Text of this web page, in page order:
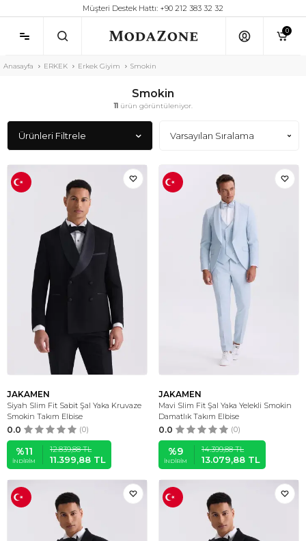
Müşteri Destek Hattı: +90 212 383 32 32
0
Anasayfa ERKEK Erkek Giyim Smokin
Smokin
11ürün görüntüleniyor.
Ürünleri Filtrele
JAKAMEN
Siyah Slim Fit Sabit Şal Yaka Kruvaze
Smokin Takım Elbise
0.0 (0)
%11
İNDIRIM
12.839,88TL
11.399,88 TL
JAKAMEN
Mavi Slim Fit Şal Yaka Yelekli Smokin
Damatlık Takım Elbise
0.0 (0)
%9
İNDIRIM
14.399,88TL
13.079,88 TL